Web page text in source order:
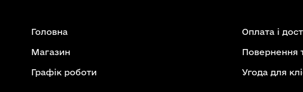
Головна
Магазин
Графік роботи
Оплата і
Повернення
Угода для